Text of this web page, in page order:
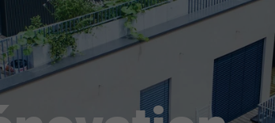
Supports d'étanchéité
Structures
Ossatures plaques de plâtre
Light solutions
Revêtements